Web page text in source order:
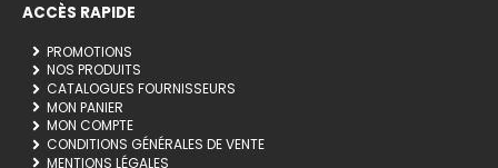
ACCÈS RAPIDE
PROMOTIONS
NOS PRODUITS
CATALOGUES FOURNISSEURS
MON PANIER
MON COMPTE
CONDITIONS GÉNÉRALES DE VENTE
MENTIONS LÉGALES